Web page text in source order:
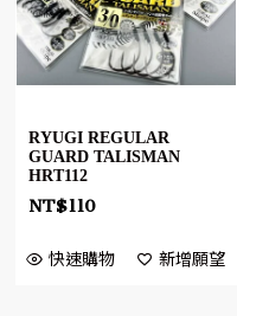
RYUGI REGULAR
GUARD TALISMAN
HRT112
NT$110
快速購物 新增願望